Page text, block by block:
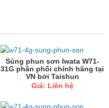
Súng phun sơn Iwata W71-
31G phân phối chính hãng tại
VN bởi Taishun
Giá: Liên hệ